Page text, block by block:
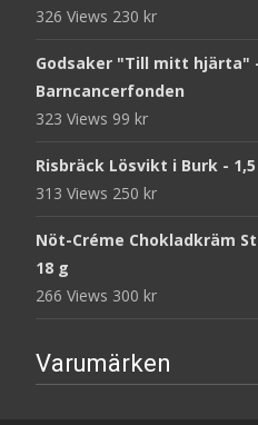
326 Views 230 kr
Godsaker "Till mitt hjärta"
Barncancerfonden
323 Views 99 kr
Risbräck Lösvikt i Burk -
313 Views 250 kr
Nöt-Créme Chokladkräm
18 g
266 Views 300 kr
Varumärken